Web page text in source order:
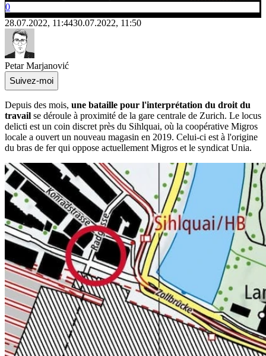
0
28.07.2022, 11:4430.07.2022, 11:50
Petar Marjanović
Suivez-moi
Depuis des mois, une bataille pour l'interprétation du droit du
travail se déroule à proximité de la gare centrale de Zurich. Le locus
delicti est un coin discret près du Sihlquai, où la coopérative Migros
locale a ouvert un nouveau magasin en 2019. Celui-ci est à l'origine
du bras de fer qui oppose actuellement Migros et le syndicat Unia.